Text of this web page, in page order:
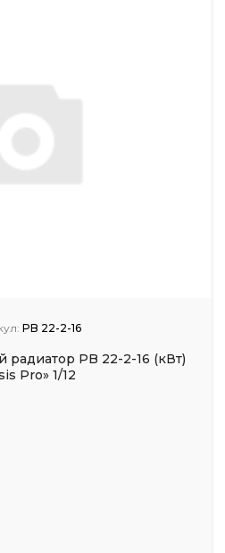
PB 22-2-16
радиатор PB 22-2-16 (кВт)
Pro» 1/12